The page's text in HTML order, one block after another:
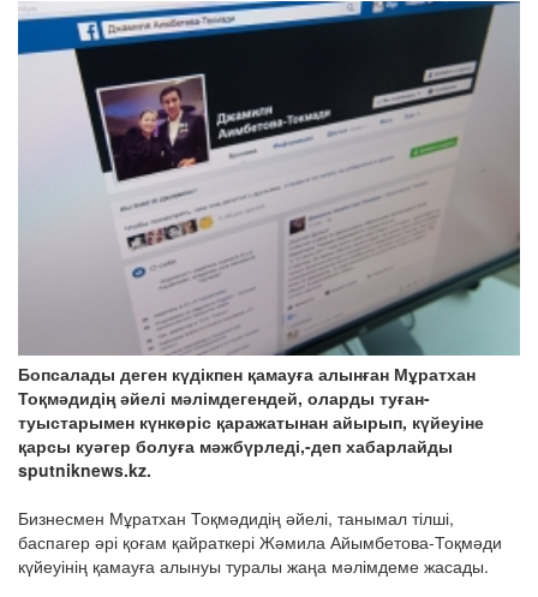
Бопсалады деген күдікпен қамауға алынған Мұратхан
Тоқмәдидің әйелі мәлімдегендей, оларды туған-
туыстарымен күнкөріс қаражатынан айырып, күйеуіне
қарсы куәгер болуға мәжбүрледі,-деп хабарлайды
sputniknews.kz.
Бизнесмен Мұратхан Тоқмәдидің әйелі, танымал тілші,
баспагер әрі қоғам қайраткері Жәмила Айымбетова-Тоқмәди
күйеуінің қамауға алынуы туралы жаңа мәлімдеме жасады.